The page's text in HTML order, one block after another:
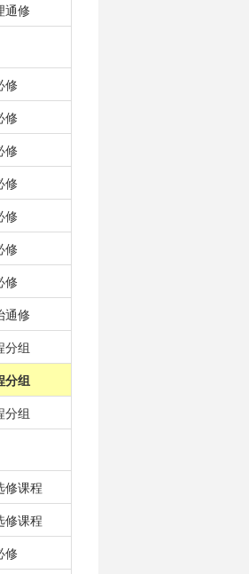
通修
修
修
修
修
修
修
修
通修
分组
分组
分组
修课程
修课程
修